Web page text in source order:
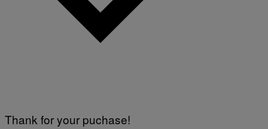
Thank for your puchase!